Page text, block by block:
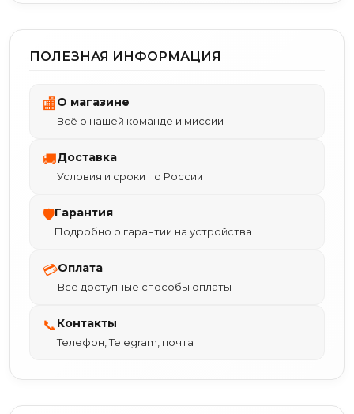
ПОЛЕЗНАЯ ИНФОРМАЦИЯ
🏬О магазине
Всё о нашей команде и миссии
🚚Доставка
Условия и сроки по России
🛡Гарантия
Подробно о гарантии на устройства
💳Оплата
Все доступные способы оплаты
📞Контакты
Телефон, Telegram, почта